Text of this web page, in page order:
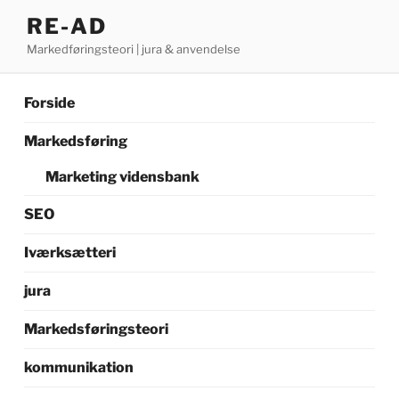
indhold
RE-AD
Markedføringsteori | jura & anvendelse
Forside
Markedsføring
Marketing vidensbank
SEO
Iværksætteri
jura
Markedsføringsteori
kommunikation